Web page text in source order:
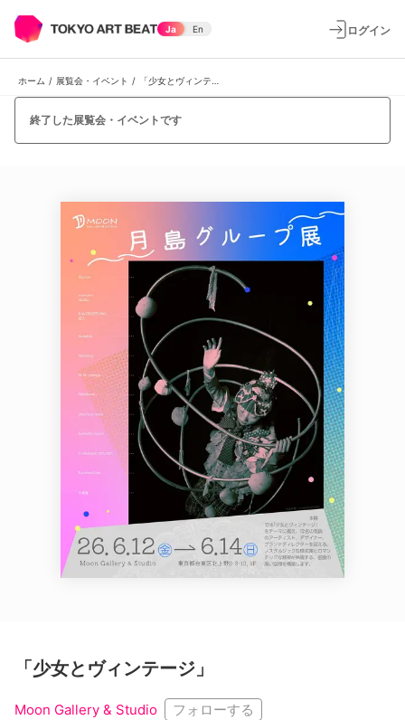
Ja En ログイン
ホーム / 展覧会・イベント /
終了した展覧会・イベントです
「少女とヴィンテージ」
Moon Gallery & Studio フォローする